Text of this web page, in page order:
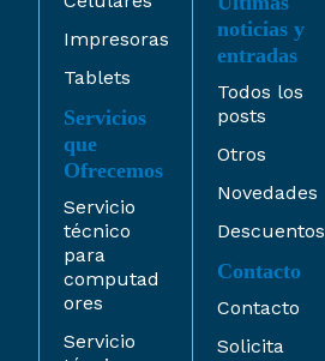
Impresoras
Tablets
Servicios
que
Ofrecemos
Servicio
técnico
para
computad
ores
Servicio
noticias y
entradas
Todos los
posts
Otros
Novedades
Descuentos
Contacto
Contacto
Solicita